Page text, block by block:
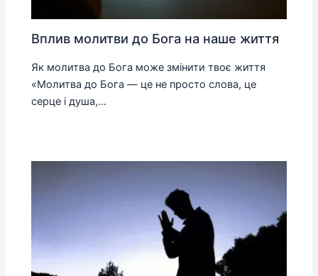
Вплив молитви до Бога на наше життя
Як молитва до Бога може змінити твоє життя
«Молитва до Бога — це не просто слова, це
серце і душа,…